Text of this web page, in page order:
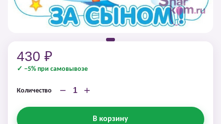
430 ₽
✓ −5% при самовывозе
Количество − +
В корзину